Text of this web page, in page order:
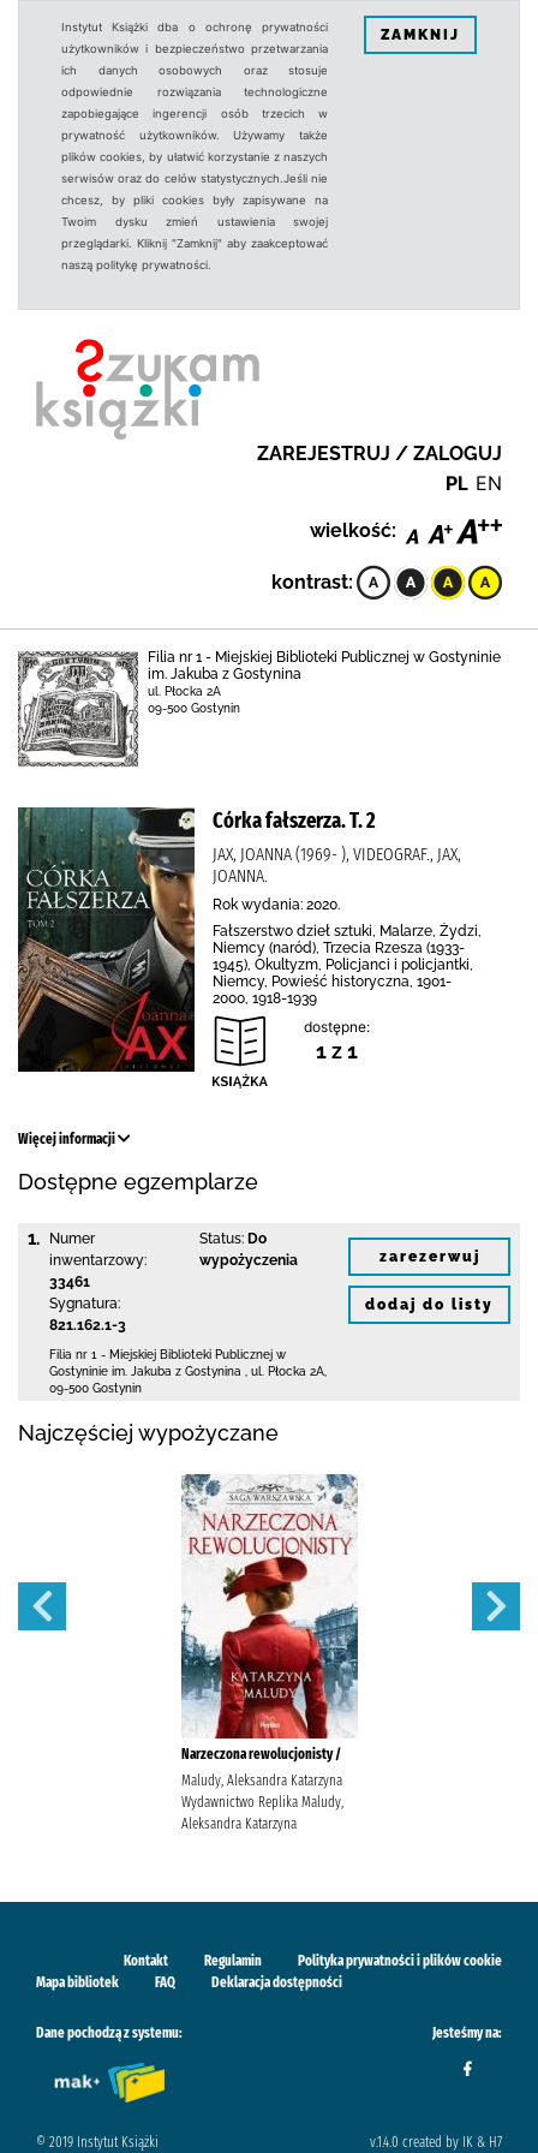
Instytut Książki dba o ochronę prywatności
użytkowników i bezpieczeństwo przetwarzania
ich danych osobowych oraz stosuje
odpowiednie rozwiązania technologiczne
zapobiegające ingerencji osób trzecich w
prywatność użytkowników. Używamy także
plików cookies, by ułatwić korzystanie z naszych
serwisów oraz do celów statystycznych.Jeśli nie
chcesz, by pliki cookies były zapisywane na
Twoim dysku zmień ustawienia swojej
przeglądarki. Kliknij "Zamknij" aby zaakceptować
naszą politykę prywatności.
ZAMKNIJ
ZAREJESTRUJ / ZALOGUJ
PL EN
wielkość:
kontrast:
Filia nr 1 - Miejskiej Biblioteki Publicznej w Gostyninie
im. Jakuba z Gostynina
ul. Płocka 2A
09-500 Gostynin
Córka fałszerza. T. 2
JAX, JOANNA (1969- ), VIDEOGRAF., JAX,
JOANNA.
Rok wydania: 2020.
Fałszerstwo dzieł sztuki, Malarze, Żydzi,
Niemcy (naród), Trzecia Rzesza (1933-
1945), Okultyzm, Policjanci i policjantki,
Niemcy, Powieść historyczna, 1901-
2000, 1918-1939
dostępne:
1 z 1
Więcej informacji
Dostępne egzemplarze
1.
Numer
inwentarzowy:
33461
Sygnatura:
821.162.1-3
Status: Do
wypożyczenia
Filia nr 1 - Miejskiej Biblioteki Publicznej w
Gostyninie im. Jakuba z Gostynina
ul. Płocka 2A
09-500 Gostynin
zarezerwuj
dodaj do listy
Najczęściej wypożyczane
Narzeczona rewolucjonisty /
Maludy, Aleksandra Katarzyna
Wydawnictwo Replika Maludy,
Aleksandra Katarzyna
Kontakt Regulamin
Polityka prywatności i plików cookie
Mapa bibliotek
FAQ Deklaracja dostępności
Dane pochodzą z systemu: Jesteśmy na:
© 2019 Instytut Książki v.1.4.0 created by IK & H7